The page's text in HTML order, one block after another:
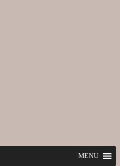
MENU